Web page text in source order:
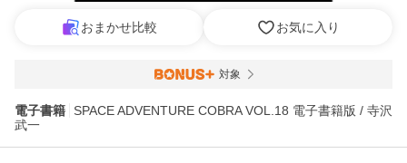
おまかせ比較 お気に入り
対象
電子書籍
SPACE ADVENTURE COBRA VOL.18 電子書籍版 / 寺沢
武一